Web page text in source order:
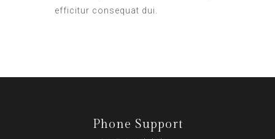
efficitur consequat dui.
Phone Support